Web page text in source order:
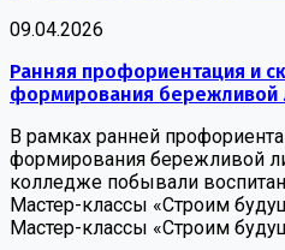
09.04.2026
Ранняя профориентация и
формирования бережливой
В рамках ранней
формирования бережливой
колледже побывали
Мастер-классы «Строим
Мастер-классы «Строим